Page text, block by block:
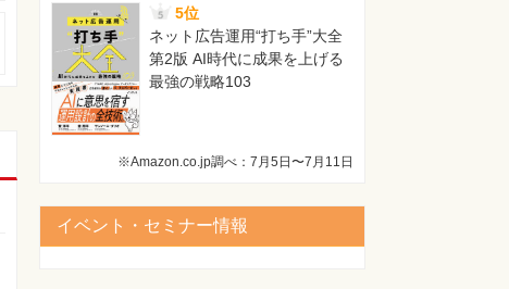
5位
ネット広告運用“打ち手”大全
第2版 AI時代に成果を上げる
最強の戦略103
※Amazon.co.jp調べ：7月5日〜7月11日
イベント・セミナー情報